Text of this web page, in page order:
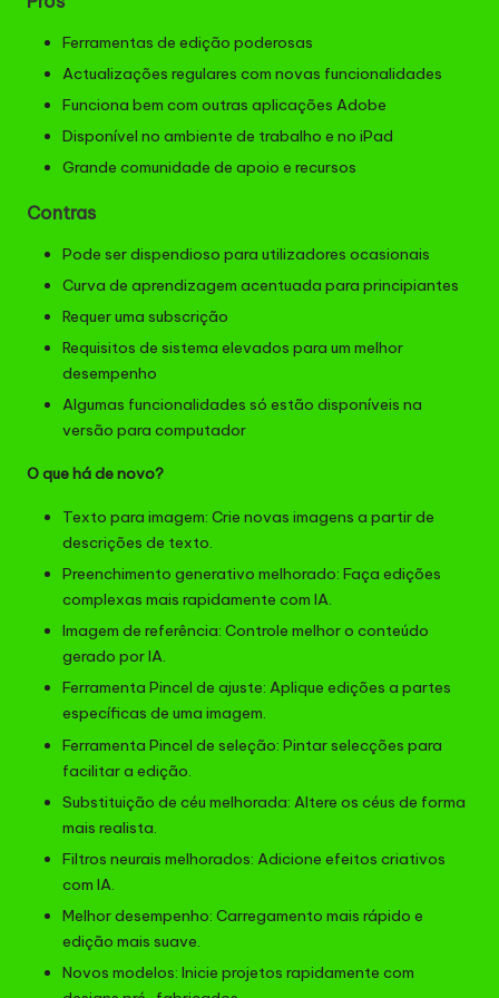
Ferramentas de edição poderosas
Actualizações regulares com novas funcionalidades
Funciona bem com outras aplicações Adobe
Disponível no ambiente de trabalho e no iPad
Grande comunidade de apoio e recursos
Contras
Pode ser dispendioso para utilizadores ocasionais
Curva de aprendizagem acentuada para principiantes
Requer uma subscrição
Requisitos de sistema elevados para um melhor
desempenho
Algumas funcionalidades só estão disponíveis na
versão para computador
O que há de novo?
Texto para imagem: Crie novas imagens a partir de
descrições de texto.
Preenchimento generativo melhorado: Faça edições
complexas mais rapidamente com IA.
Imagem de referência: Controle melhor o conteúdo
gerado por IA.
Ferramenta Pincel de ajuste: Aplique edições a partes
específicas de uma imagem.
Ferramenta Pincel de seleção: Pintar selecções para
facilitar a edição.
Substituição de céu melhorada: Altere os céus de forma
mais realista.
Filtros neurais melhorados: Adicione efeitos criativos
com IA.
Melhor desempenho: Carregamento mais rápido e
edição mais suave.
Novos modelos: Inicie projetos rapidamente com